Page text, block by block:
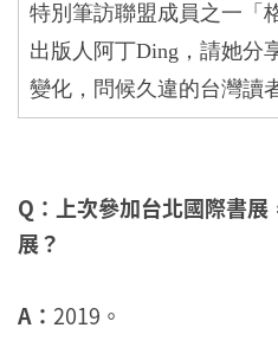
特別筆訪聯盟成員之一「
出版人阿丁Ding ，請她分
變化，問候久違的台灣讀
Q：上次參加台北國際書
展？
A： 2019。